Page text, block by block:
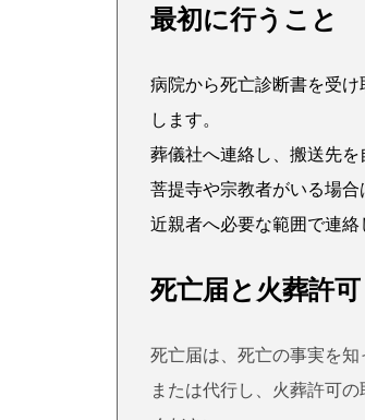
最初に行うこと
病院から死亡診断書を受
します。
葬儀社へ連絡し、搬送先を
菩提寺や宗教者がいる場合
近親者へ必要な範囲で連絡
死亡届と火葬許可
死亡届は、死亡の事実を
または代行し、火葬許可